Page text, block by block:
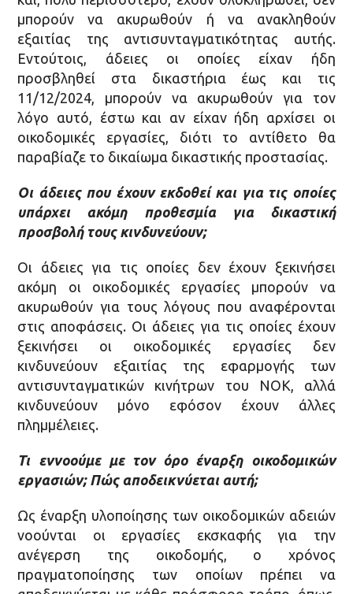
μπορούν να ακυρωθούν ή να ανακληθούν
εξαιτίας της αντισυνταγματικότητας αυτής.
Εντούτοις, άδειες οι οποίες είχαν ήδη
προσβληθεί στα δικαστήρια έως και τις
11/12/2024, μπορούν να ακυρωθούν για τον
λόγο αυτό, έστω και αν είχαν ήδη αρχίσει οι
οικοδομικές εργασίες, διότι το αντίθετο θα
παραβίαζε το δικαίωμα δικαστικής προστασίας.
Οι άδειες που έχουν εκδοθεί και για τις οποίες
υπάρχει ακόμη προθεσμία για δικαστική
προσβολή τους κινδυνεύουν;
Οι άδειες για τις οποίες δεν έχουν ξεκινήσει
ακόμη οι οικοδομικές εργασίες μπορούν να
ακυρωθούν για τους λόγους που αναφέρονται
στις αποφάσεις. Οι άδειες για τις οποίες έχουν
ξεκινήσει οι οικοδομικές εργασίες δεν
κινδυνεύουν εξαιτίας της εφαρμογής των
αντισυνταγματικών κινήτρων του ΝΟΚ, αλλά
κινδυνεύουν μόνο εφόσον έχουν άλλες
πλημμέλειες.
Τι εννοούμε με τον όρο έναρξη οικοδομικών
εργασιών; Πώς αποδεικνύεται αυτή;
Ως έναρξη υλοποίησης των οικοδομικών αδειών
νοούνται οι εργασίες εκσκαφής για την
ανέγερση της οικοδομής, ο χρόνος
πραγματοποίησης των οποίων πρέπει να